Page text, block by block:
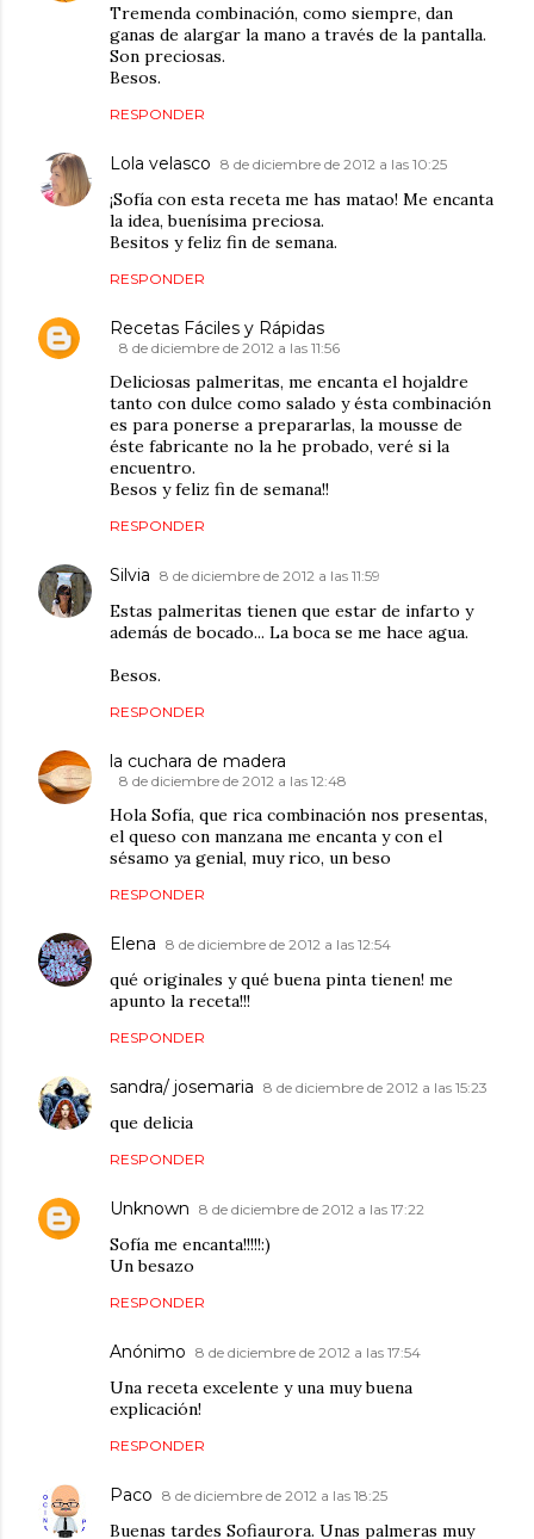
Tremenda combinación, como siempre, dan
ganas de alargar la mano a través de la pantalla.
Son preciosas.
Besos.
RESPONDER
Lola velasco 8 de diciembre de 2012 a las 10:25
¡Sofía con esta receta me has matao! Me encanta
la idea, buenísima preciosa.
Besitos y feliz fin de semana.
RESPONDER
Recetas Fáciles y Rápidas
8 de diciembre de 2012 a las 11:56
Deliciosas palmeritas, me encanta el hojaldre
tanto con dulce como salado y ésta combinación
es para ponerse a prepararlas, la mousse de
éste fabricante no la he probado, veré si la
encuentro.
Besos y feliz fin de semana!!
RESPONDER
Silvia 8 de diciembre de 2012 a las 11:59
Estas palmeritas tienen que estar de infarto y
además de bocado... La boca se me hace agua.
Besos.
RESPONDER
la cuchara de madera
8 de diciembre de 2012 a las 12:48
Hola Sofía, que rica combinación nos presentas,
el queso con manzana me encanta y con el
sésamo ya genial, muy rico, un beso
RESPONDER
Elena 8 de diciembre de 2012 a las 12:54
qué originales y qué buena pinta tienen! me
apunto la receta!!!
RESPONDER
sandra/ josemaria 8 de diciembre de 2012 a las 15:23
que delicia
RESPONDER
Unknown 8 de diciembre de 2012 a las 17:22
Sofía me encanta!!!!!:)
Un besazo
RESPONDER
Anónimo 8 de diciembre de 2012 a las 17:54
Una receta excelente y una muy buena
explicación!
RESPONDER
Paco 8 de diciembre de 2012 a las 18:25
Buenas tardes Sofiaurora. Unas palmeras muy